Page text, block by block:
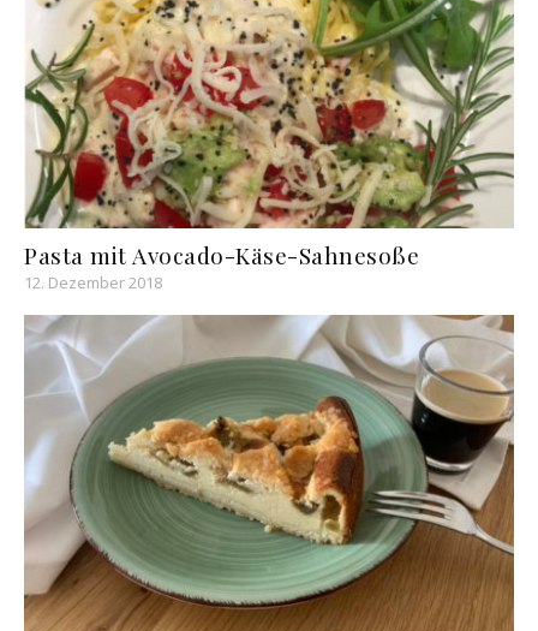
Pasta mit Avocado-Käse-Sahnesoße
12. Dezember 2018